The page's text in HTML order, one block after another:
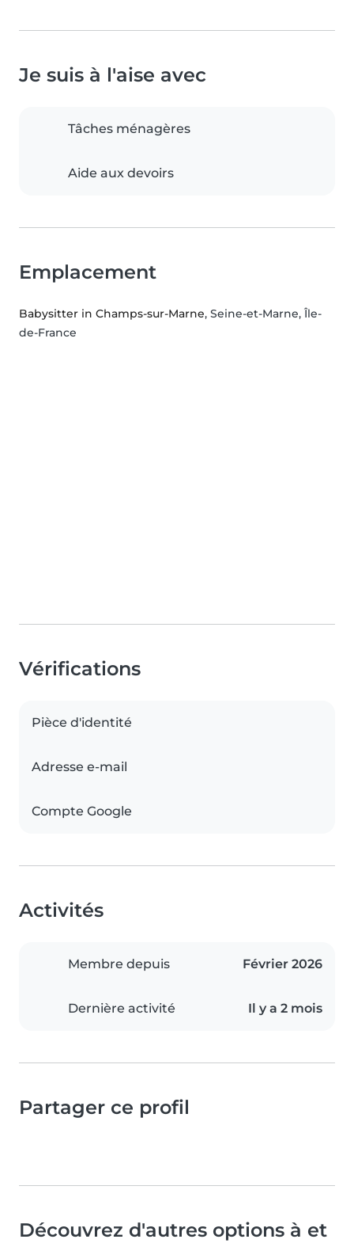
Je suis à l'aise avec
Tâches ménagères
Aide aux devoirs
Emplacement
Babysitter in Champs-sur-Marne, Seine-et-Marne, Île-
de-France
Vérifications
Pièce d'identité
Adresse e-mail
Compte Google
Activités
Membre depuis Février 2026
Dernière activité Il y a 2 mois
Partager ce profil
Découvrez d'autres options à et